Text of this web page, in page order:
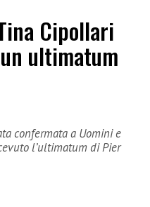
Cipollari
ultimatum
confermata a Uomini e
l’ultimatum di Pier